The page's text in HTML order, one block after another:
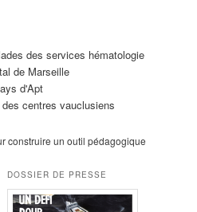
des services hématologie
de Marseille
d'Apt
centres vauclusiens
construire un outil pédagogique
DOSSIER DE PRESSE